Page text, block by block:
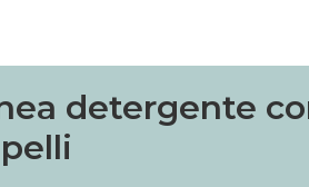
detergente